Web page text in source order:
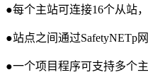
●每个主站可连接16个从站
●站点之间通过SafetyNETp
●一个项目程序可支持多个